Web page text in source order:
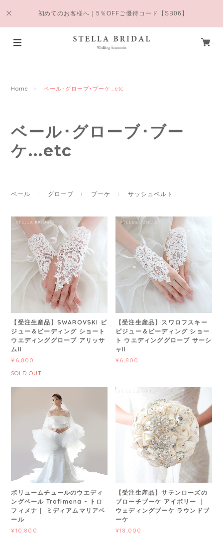
初めてのお客様へ｜5％OFFご優待コード【SB06】
Home ベール･グローブ･ブーケ...etc
ベール･グローブ･ブー
ケ...etc
ベール グローブ ブーケ サッシュベルト
【受注生産品】SWAROVSKI ビ
ジュー＆ビーディング ショート
ウエディンググローブ アリッサ
ムII
¥6,800
SOLD OUT
【受注生産品】スワロフスキー
ビジュー＆ビーディング ショー
ト ウエディンググローブ サーシ
ャII
¥6,800
ボリュームチュールのウエディ
ングベール Trofimena - トロ
フィメナ｜ ミディアムマリアベ
ール
¥10,800
【受注生産品】サテンローズの
ブローチブーケ アイボリー ｜
ウェディングブーケ ラウンドブ
ーケ
¥18,000